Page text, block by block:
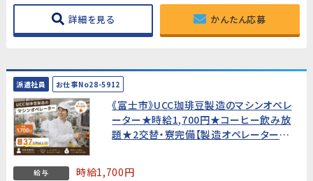
詳細を見る かんたん応募
派遣社員 お仕事No28-5912
《富士市》UCC珈琲豆製造のマシンオペレ
ーター★時給1,700円★コーヒー飲み放
題★2交替・寮完備【製造オペレーター経
給与 時給1,700円